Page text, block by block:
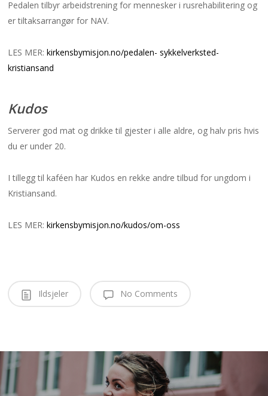
Pedalen tilbyr arbeidstrening for mennesker i rusrehabilitering og
er tiltaksarrangør for NAV.
LES MER:kirkensbymisjon.no/pedalen- sykkelverksted-
kristiansand
Kudos
Serverer god mat og drikke til gjester i alle aldre, og halv pris hvis
du er under 20.
I tillegg til kaféen har Kudos en rekke andre tilbud for ungdom i
Kristiansand.
LES MER: kirkensbymisjon.no/kudos/om-oss
Ildsjeler No Comments